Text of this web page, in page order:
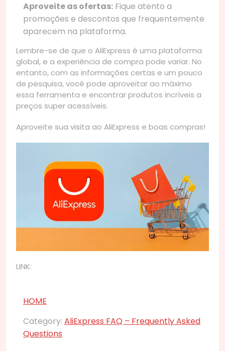
Aproveite as ofertas: Fique atento a
promoções e descontos que frequentemente
aparecem na plataforma.
Lembre-se de que o AliExpress é uma plataforma
global, e a experiência de compra pode variar. No
entanto, com as informações certas e um pouco
de pesquisa, você pode aproveitar ao máximo
essa ferramenta e encontrar produtos incríveis a
preços super acessíveis.
Aproveite sua visita ao AliExpress e boas compras!
LINK:
HOME
Category: AliExpress FAQ – Frequently Asked
Questions